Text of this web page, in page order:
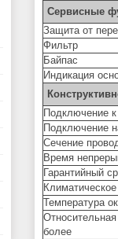
Сервисные
Защита от
Фильтр
Байпас
Индикация
Подключение к
Подключение
Сечение
Время
Гарантийный
Температура
более